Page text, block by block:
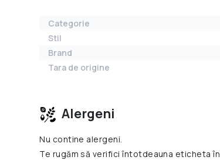
Categorie
Stil
Brand
Tara de origine
Alergeni
Nu contine alergeni.
Te rugăm să verifici întotdeauna eticheta